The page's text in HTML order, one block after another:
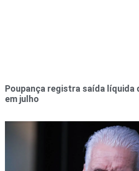
Poupança registra saída líquida
em julho